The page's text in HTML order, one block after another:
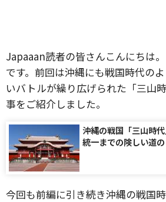
Japaaan読者の皆さんこんにちは
です。前回は沖縄にも戦国時代の
いバトルが繰り広げられた「三山
事をご紹介しました。
沖縄の戦国「三山時
統一までの険しい道の
今回も前編に引き続き沖縄の戦国